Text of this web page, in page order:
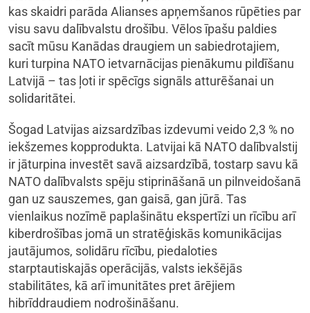
kas skaidri parāda Alianses apņemšanos rūpēties par
visu savu dalībvalstu drošību. Vēlos īpašu paldies
sacīt mūsu Kanādas draugiem un sabiedrotajiem,
kuri turpina NATO ietvarnācijas pienākumu pildīšanu
Latvijā – tas ļoti ir spēcīgs signāls atturēšanai un
solidaritātei.
Šogad Latvijas aizsardzības izdevumi veido 2,3 % no
iekšzemes kopprodukta. Latvijai kā NATO dalībvalstij
ir jāturpina investēt savā aizsardzībā, tostarp savu kā
NATO dalībvalsts spēju stiprināšanā un pilnveidošanā
gan uz sauszemes, gan gaisā, gan jūrā. Tas
vienlaikus nozīmē paplašinātu ekspertīzi un rīcību arī
kiberdrošības jomā un stratēģiskās komunikācijas
jautājumos, solidāru rīcību, piedaloties
starptautiskajās operācijās, valsts iekšējās
stabilitātes, kā arī imunitātes pret ārējiem
hibrīddraudiem nodrošināšanu.